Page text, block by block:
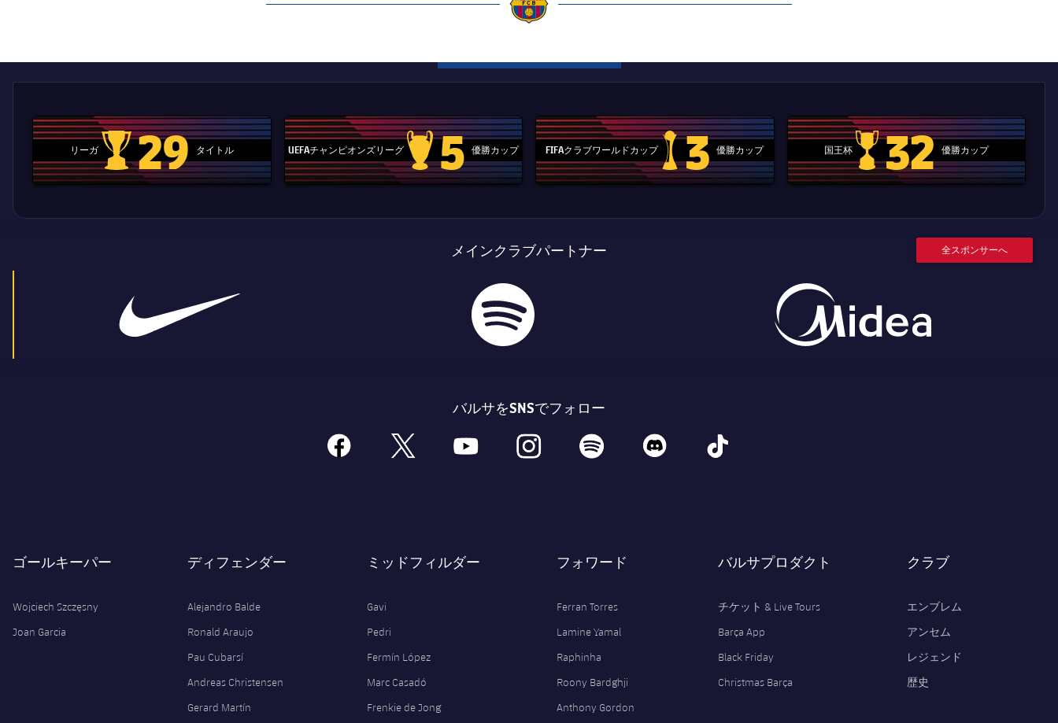
リーガ
La Liga trophy
29 タイトル UEFAチャンピオンズリーグ
Champions League trophy
5 優勝カップ FIFAクラブワールドカップ
label.aria.clubworldcup
3 優勝カップ 国王杯
国王杯
32 優勝カップ
メインクラブパートナー 全スポンサーへ
バルサをSNSでフォロー
facebook x youtube instagram spotify discord tiktok
ゴールキーパー
Wojciech Szczęsny
Joan Garcia
ディフェンダー
Alejandro Balde
Ronald Araujo
Pau Cubarsí
Andreas Christensen
Gerard Martín
ミッドフィルダー
Gavi
Pedri
Fermín López
Marc Casadó
Frenkie de Jong
フォワード
Ferran Torres
Lamine Yamal
Raphinha
Roony Bardghji
Anthony Gordon
バルサプロダクト
チケット & Live Tours
Barça App
Black Friday
Christmas Barça
クラブ
エンブレム
アンセム
レジェンド
歴史